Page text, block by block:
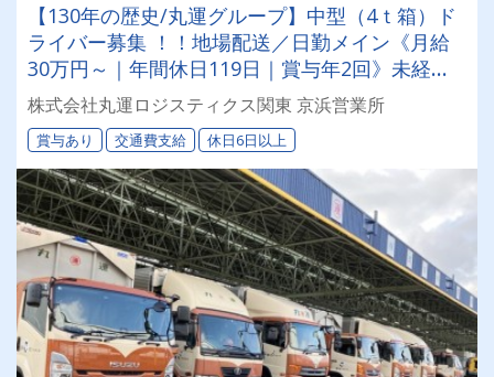
【130年の歴史/丸運グループ】中型（4ｔ箱）ド
ライバー募集 ！！地場配送／日勤メイン《月給
30万円～｜年間休日119日｜賞与年2回》未経験
者歓迎⭐丸運ロジスティクス関東で将来を見据え
た働き方、始めませんか。
株式会社丸運ロジスティクス関東 京浜営業所
賞与あり 交通費支給 休日6日以上